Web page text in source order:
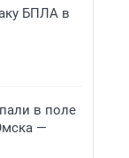
БПЛА в
в поле
—